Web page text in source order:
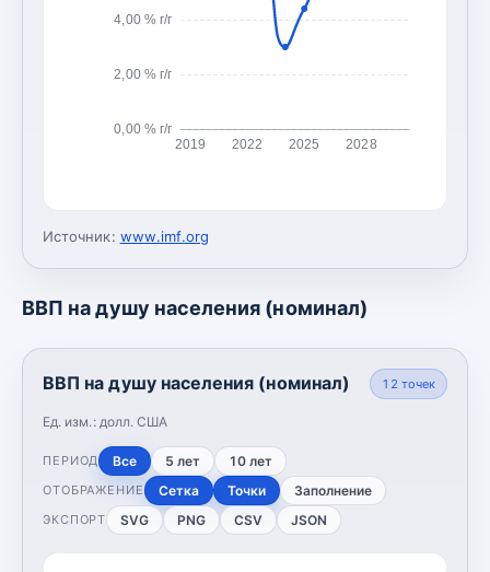
0,00 % г/г
2,00 % г/г
4,00 % г/г
2019 2022 2025 2028
Источник: www.imf.org
ВВП на душу населения (номинал)
ВВП на душу населения (номинал)
Ед. изм.: долл. США
12 точек
ПЕРИОД Все 5 лет 10 лет
ОТОБРАЖЕНИЕ Сетка Точки Заполнение
ЭКСПОРТ SVG PNG CSV JSON